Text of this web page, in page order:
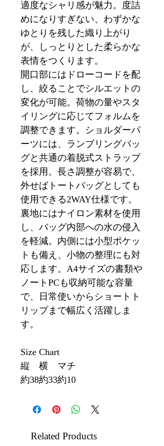
適度なシャリ感が魅力。度詰
めになりすぎない、わずかな
ゆとりを残した織り上がり
が、しっとりとした柔らかな
表情をつくります。
開口部にはドローコードを配
し、絞ることでシルエットの
変化が可能。荷物の量やスタ
イリングに応じてフォルムを
調整できます。ショルダーパ
ーツには、ランブリングバッ
グと共通の着脱式ストラップ
を採用。長さ調整が容易で、
外せばトートバッグとしても
使用できる2WAY仕様です。
裏地にはナイロン素材を使用
し、バッグ内部への水の侵入
を軽減。内側には小型ポケッ
トも備え、小物の整理にも対
応します。A4サイズの書類や
ノートPCも収納可能な容量
で、日常使いからショートト
リップまで幅広く活躍しま
す。
Size Chart
縦
横
マチ
約38約33約10
Related Products